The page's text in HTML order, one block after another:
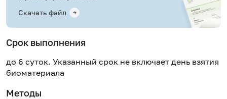
Скачать файл
Срок выполнения
до 6 суток. Указанный срок не включает день взятия
биоматериала
Методы